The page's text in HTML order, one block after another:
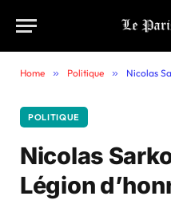
Home » Politique » Nicolas
POLITIQUE
Nicolas
Légion